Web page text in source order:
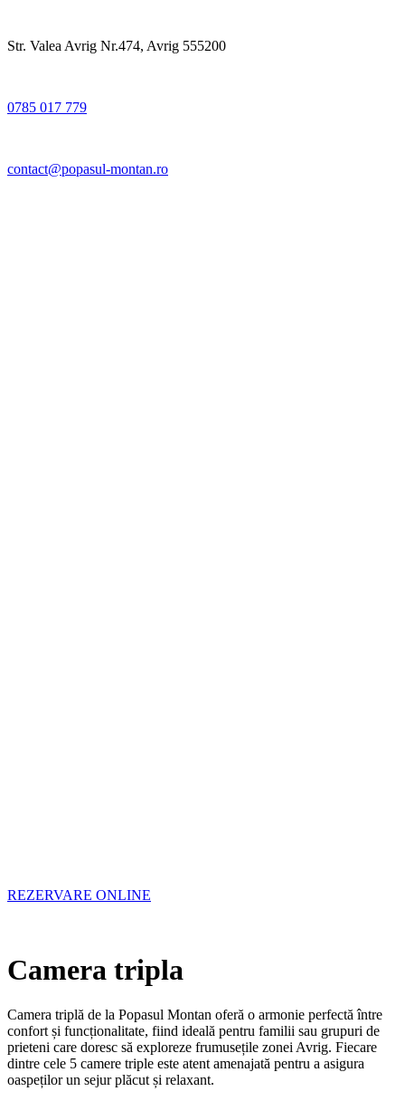
Str. Valea Avrig Nr.474, Avrig 555200
0785 017 779
contact@popasul-montan.ro
REZERVARE ONLINE
Camera tripla
Camera triplă de la Popasul Montan oferă o armonie perfectă între
confort și funcționalitate, fiind ideală pentru familii sau grupuri de
prieteni care doresc să exploreze frumusețile zonei Avrig. Fiecare
dintre cele 5 camere triple este atent amenajată pentru a asigura
oaspeților un sejur plăcut și relaxant.